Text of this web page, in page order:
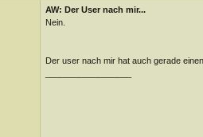
AW: Der User nach mir...
Nein.
Der user nach mir hat auch gerade